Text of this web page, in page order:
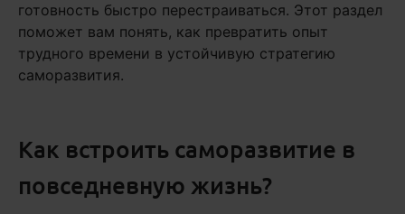
готовность быстро перестраиваться. Этот раздел
поможет вам понять, как превратить опыт
трудного времени в устойчивую стратегию
саморазвития.
Как встроить саморазвитие в
повседневную жизнь?